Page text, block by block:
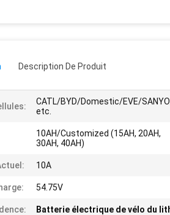
Description De Produit
CATL/BYD/Domestic/EVE/
etc.
10AH/Customized (15AH, 20AH,
30AH, 40AH)
10A
54.75V
Batterie électrique de vélo du